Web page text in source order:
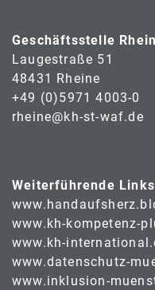
Geschäftsstelle
Laugestraße 51
48431 Rheine
+49 (0)5971 4003-0
rheine@kh-st-waf.de
Weiterführende Links
www.kh-kompetenz-
www.kh-
www.datenschutz-
www.inklusion-